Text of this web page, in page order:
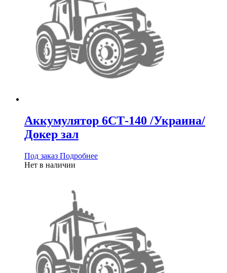
Аккумулятор 6СТ-140 /Украина/
Докер зал
Под заказ Подробнее
Нет в наличии